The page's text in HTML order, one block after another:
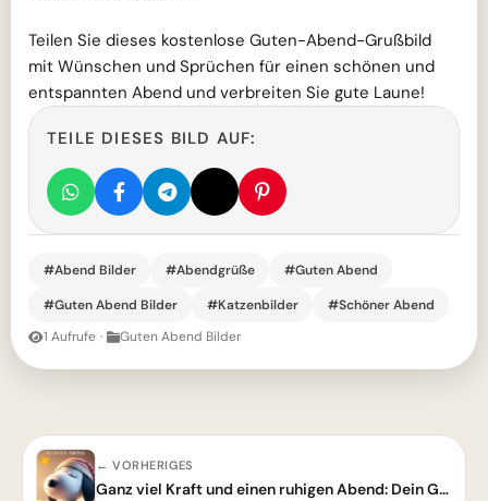
Teilen Sie dieses kostenlose Guten-Abend-Grußbild
mit Wünschen und Sprüchen für einen schönen und
entspannten Abend und verbreiten Sie gute Laune!
TEILE DIESES BILD AUF:
#Abend Bilder #Abendgrüße
#Guten Abend
#Guten Abend Bilder
#Katzenbilder
#Schöner Abend
1 Aufrufe · Guten Abend Bilder
← VORHERIGES
Ganz viel Kraft und einen ruhigen Abend: Dein Guten-Abend-Grußbild